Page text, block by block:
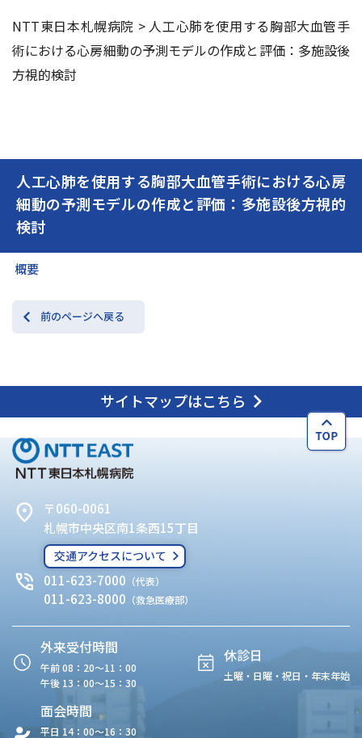
交通アクセス
人工心肺を使用する胸部大血管手術における心房
細動の予測モデルの作成と評価：多施設後方視的
検討
概要
前のページへ戻る
NTT東日本札幌病院 > 人工心肺を使用する胸部大血管手
術における心房細動の予測モデルの作成と評価：多施設後
方視的検討
サイトマップはこちら
〒060-0061
札幌市中央区南1条西15丁目
交通アクセスについて
011-623-7000 （代表）
011-623-8000 （救急医療部）
外来受付時間
午前 08：20〜11：00
午後 13：00〜15：30
休診日
土曜・日曜・祝日・年末年始
面会時間
平日 14：00〜16：30